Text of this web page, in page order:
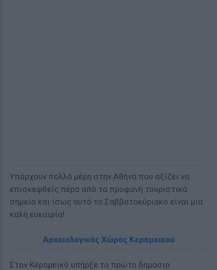
Υπάρχουν πολλά μέρη στην Αθήνα που αξίζει να
επισκεφθείς πέρα από τα προφανή τουριστικά
σημεία και ίσως αυτό το Σαββατοκύριακό είναι μια
καλή ευκαιρία!
Αρχαιολογικός Χώρος Κεραμεικού
Στον Κεραμεικό υπήρξε το πρώτο δημόσιο